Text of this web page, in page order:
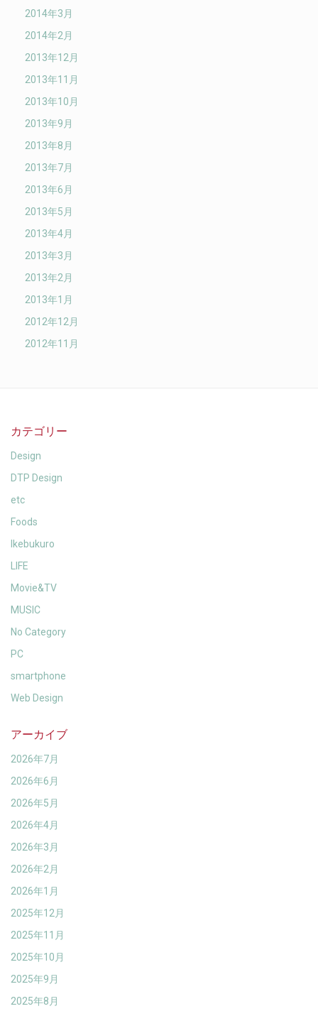
2014年3月
2014年2月
2013年12月
2013年11月
2013年10月
2013年9月
2013年8月
2013年7月
2013年6月
2013年5月
2013年4月
2013年3月
2013年2月
2013年1月
2012年12月
2012年11月
カテゴリー
Design
DTP Design
etc
Foods
Ikebukuro
LIFE
Movie&TV
MUSIC
No Category
PC
smartphone
Web Design
アーカイブ
2026年7月
2026年6月
2026年5月
2026年4月
2026年3月
2026年2月
2026年1月
2025年12月
2025年11月
2025年10月
2025年9月
2025年8月